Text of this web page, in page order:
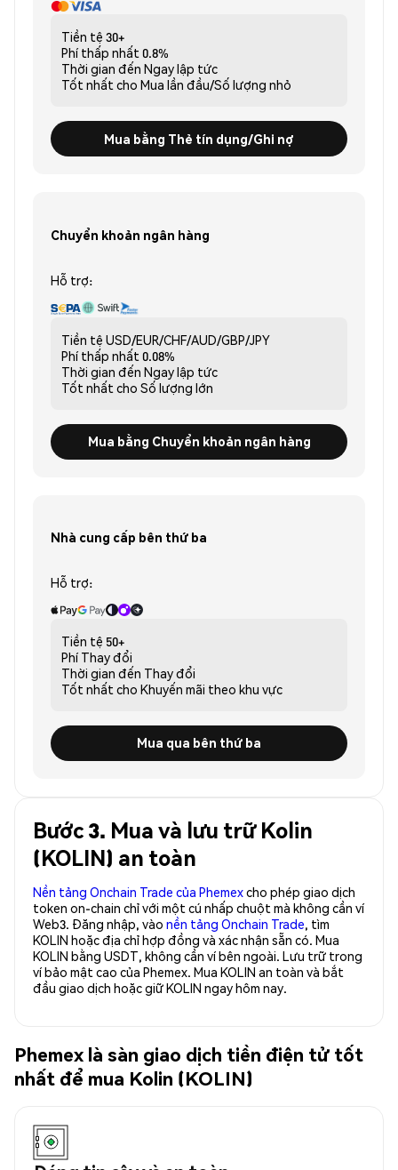
Tiền tệ 30+
Phí thấp nhất 0.8%
Thời gian đến Ngay lập tức
Tốt nhất cho Mua lần đầu/Số lượng nhỏ
Mua bằng Thẻ tín dụng/Ghi nợ
Chuyển khoản ngân hàng
Hỗ trợ:
Tiền tệ USD/EUR/CHF/AUD/GBP/JPY
Phí thấp nhất 0.08%
Thời gian đến Ngay lập tức
Tốt nhất cho Số lượng lớn
Mua bằng Chuyển khoản ngân hàng
Nhà cung cấp bên thứ ba
Hỗ trợ:
Tiền tệ 50+
Phí Thay đổi
Thời gian đến Thay đổi
Tốt nhất cho Khuyến mãi theo khu vực
Mua qua bên thứ ba
Bước 3. Mua và lưu trữ Kolin
(KOLIN) an toàn
Nền tảng Onchain Trade của Phemexcho phép giao dịch
token on-chain chỉ với một cú nhấp chuột mà không cần ví
Web3. Đăng nhập, vào nền tảng Onchain Trade, tìm
KOLIN hoặc địa chỉ hợp đồng và xác nhận sẵn có. Mua
KOLIN bằng USDT, không cần ví bên ngoài. Lưu trữ trong
ví bảo mật cao của Phemex. Mua KOLIN an toàn và bắt
đầu giao dịch hoặc giữ KOLIN ngay hôm nay.
Phemex là sàn giao dịch tiền điện tử tốt
nhất để mua Kolin (KOLIN)